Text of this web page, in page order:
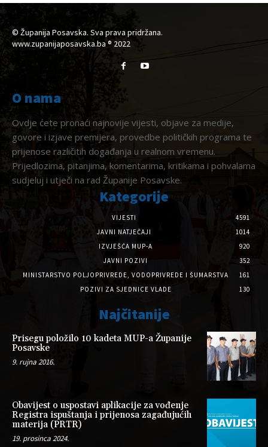
© Županija Posavska. Sva prava pridržana.
www.zupanijaposavska.ba ® 2022
O nama
Ovdje ćete pronaći najnovije vijesti, objave za medije,
govore i izjave premijera, provedbe političkih programa te
prijenose različitih događanja u realnom vremenu.
Prijedlozima, pitanjima, komentarima, kritikama i pohvalama
sudjeluj i utječi na rad Županije Posavske.
Kategorije
VIJESTI
4591
JAVNI NATJEČAJI
1014
IZVJEŠĆA MUP-A
920
JAVNI POZIVI
352
MINISTARSTVO POLJOPRIVREDE, VODOPRIVREDE I ŠUMARSTVA
161
POZIVI ZA SJEDNICE VLADE
130
Najčitanije
Prisegu položilo 10 kadeta MUP-a Županije
Posavske
9. rujna 2016.
Obavijest o uspostavi aplikacije za vođenje
Registra ispuštanja i prijenosa zagađujućih
materija (PRTR)
19. prosinca 2024.